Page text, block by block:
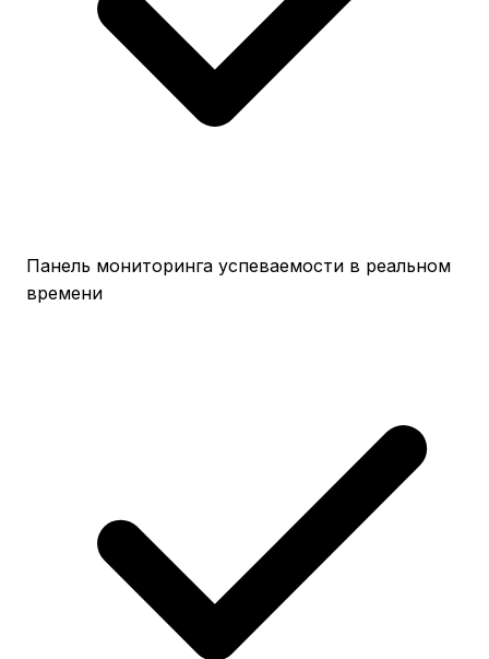
Панель мониторинга успеваемости в реальном
времени